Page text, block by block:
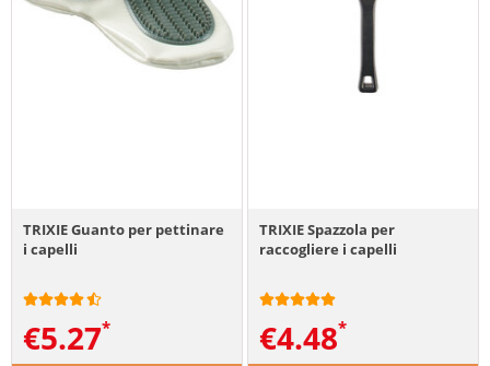
TRIXIE Guanto per pettinare
i capelli
€5.27
TRIXIE Spazzola per
raccogliere i capelli
€4.48